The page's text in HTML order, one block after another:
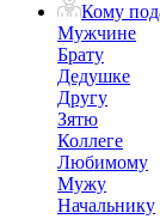
Кому
Мужчине
Брату
Дедушке
Другу
Зятю
Коллеге
Любимому
Мужу
Начальнику